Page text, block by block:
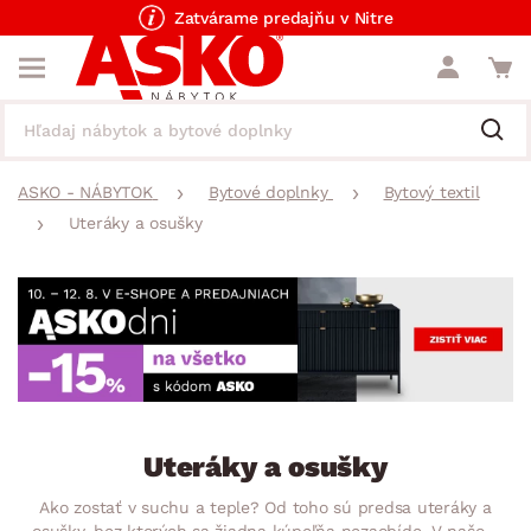
Zatvárame predajňu v Nitre
ASKO - NÁBYTOK Bytové doplnky
Bytový textil
Uteráky a osušky
Uteráky a osušky
Ako zostať v suchu a teple? Od toho sú predsa uteráky a